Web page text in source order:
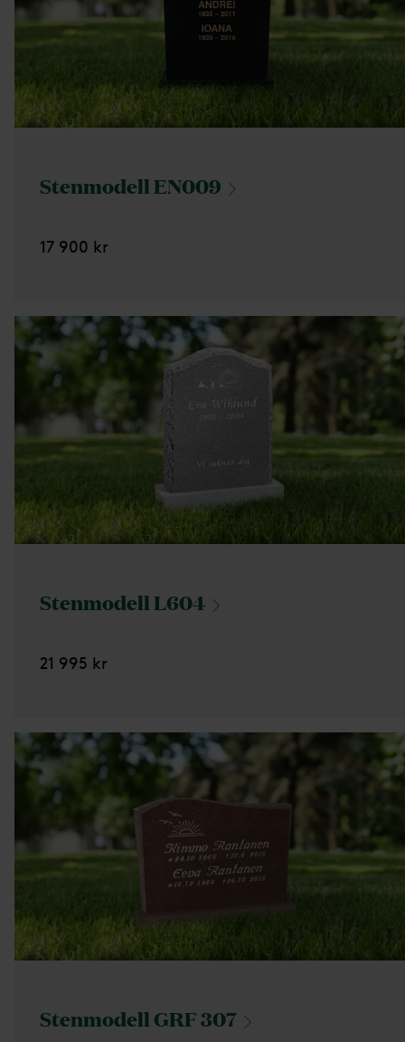
StenmodellEN009
17 900 kr
StenmodellL604
21 995 kr
Stenmodell GRF307